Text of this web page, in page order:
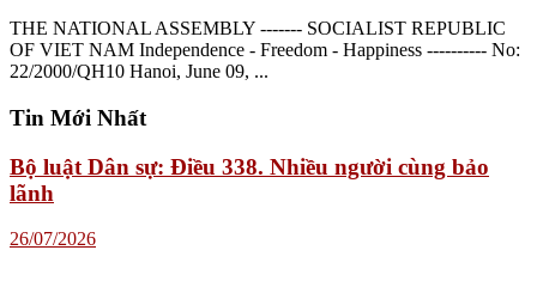
THE NATIONAL ASSEMBLY ------- SOCIALIST REPUBLIC
OF VIET NAM Independence - Freedom - Happiness ---------- No:
22/2000/QH10 Hanoi, June 09, ...
Tin Mới Nhất
Bộ luật Dân sự: Điều 338. Nhiều người cùng bảo
lãnh
26/07/2026